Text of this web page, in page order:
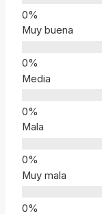
Muy buena
Media
Mala
Muy mala